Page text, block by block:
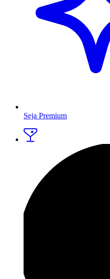
Seja Premium